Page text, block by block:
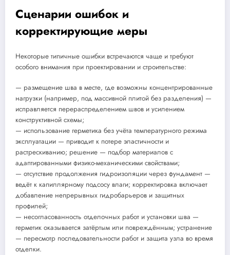
Сценарии ошибок и
корректирующие меры
Некоторые типичные ошибки встречаются чаще и требуют
особого внимания при проектировании и строительстве:
— размещение шва в месте, где возможны концентрированные
нагрузки (например, под массивной плитой без разделения) —
исправляется перераспределением швов и усилением
конструктивной схемы;
— использование герметика без учёта температурного режима
эксплуатации — приводит к потере эластичности и
растрескиванию; решение — подбор материалов с
адаптированными физико-механическими свойствами;
— отсутствие продолжения гидроизоляции через фундамент —
ведёт к капиллярному подсосу влаги; корректировка включает
добавление непрерывных гидробарьеров и защитных
профилей;
— несогласованность отделочных работ и установки шва —
герметик оказывается затёртым или повреждённым; устранение
— пересмотр последовательности работ и защита узла во время
отделки.